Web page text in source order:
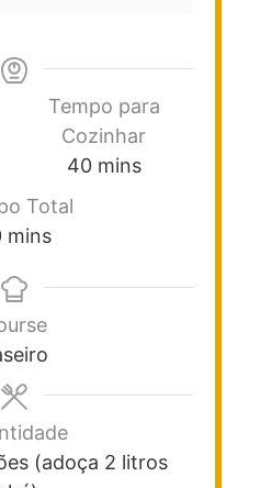
Tempo para
Cozinhar
40 mins
Total
mins
(adoça 2 litros